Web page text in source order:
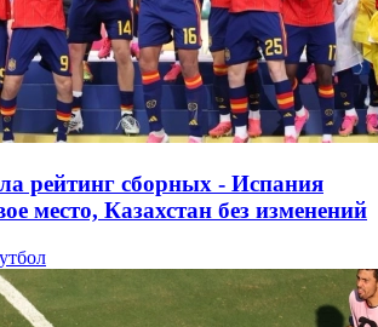
рейтинг сборных - Испания
место, Казахстан без изменений